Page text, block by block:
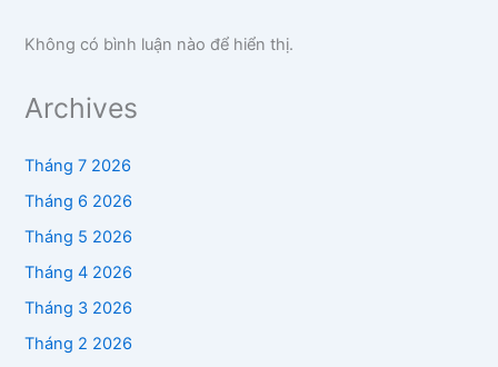
Không có bình luận nào để hiển thị.
Archives
Tháng 7 2026
Tháng 6 2026
Tháng 5 2026
Tháng 4 2026
Tháng 3 2026
Tháng 2 2026